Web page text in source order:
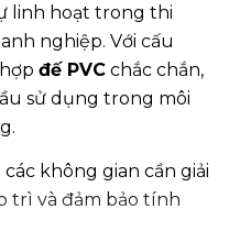
linh hoạt trong thi
nghiệp. Với cấu
đế PVC chắc chắn,
sử dụng trong môi
không gian cần giải
trì và đảm bảo tính